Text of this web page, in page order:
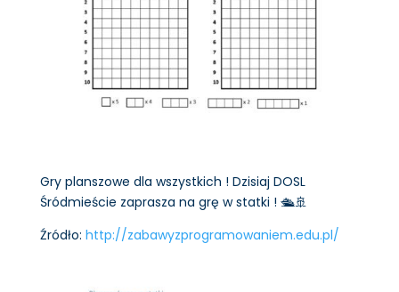
Gry planszowe dla wszystkich ! Dzisiaj DOSL
Śródmieście zaprasza na grę w statki ! 🛳🚢
Źródło: http://zabawyzprogramowaniem.edu.pl/